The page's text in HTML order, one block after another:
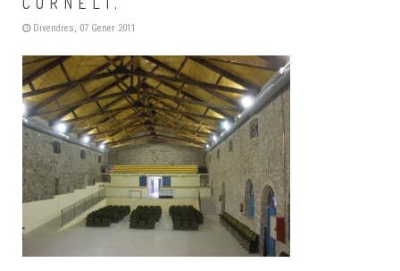
Divendres, 07 Gener 2011